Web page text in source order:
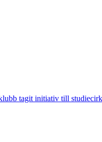
tagit initiativ till